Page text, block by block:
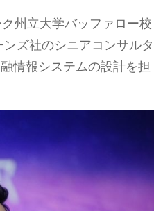
州立大学バッファロー校
ズ社のシニアコンサルタ
情報システムの設計を担